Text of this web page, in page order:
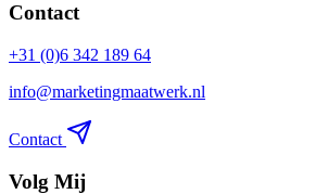
Contact
+31 (0)6 342 189 64
info@marketingmaatwerk.nl
Contact
Volg Mij